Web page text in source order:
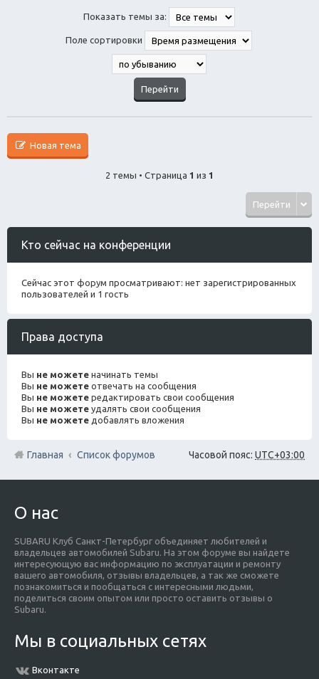
Показать темы за:
Поле сортировки
Новая тема
2 темы • Страница 1 из 1
Перейти
Кто сейчас на конференции
Сейчас этот форум просматривают: нет зарегистрированных
пользователей и 1 гость
Права доступа
Вы не можете начинать темы
Вы не можете отвечать на сообщения
Вы не можете редактировать свои сообщения
Вы не можете удалять свои сообщения
Вы не можете добавлять вложения
Часовой пояс: UTC+03:00
Главная Список форумов
О нас
SUBARU Клуб Санкт-Петербург объединяет любителей и
владельцев автомобилей Subaru. На этом форуме вы найдете
интересующую вас информацию по эксплуатации и ремонту
вашего автомобиля, отзывы владельцев, а так же сможете
познакомиться и пообщаться с интересными людьми,
поделиться своим опытом или просто оставить отзывы о
Subaru.
Мы в социальных сетях
Вконтакте